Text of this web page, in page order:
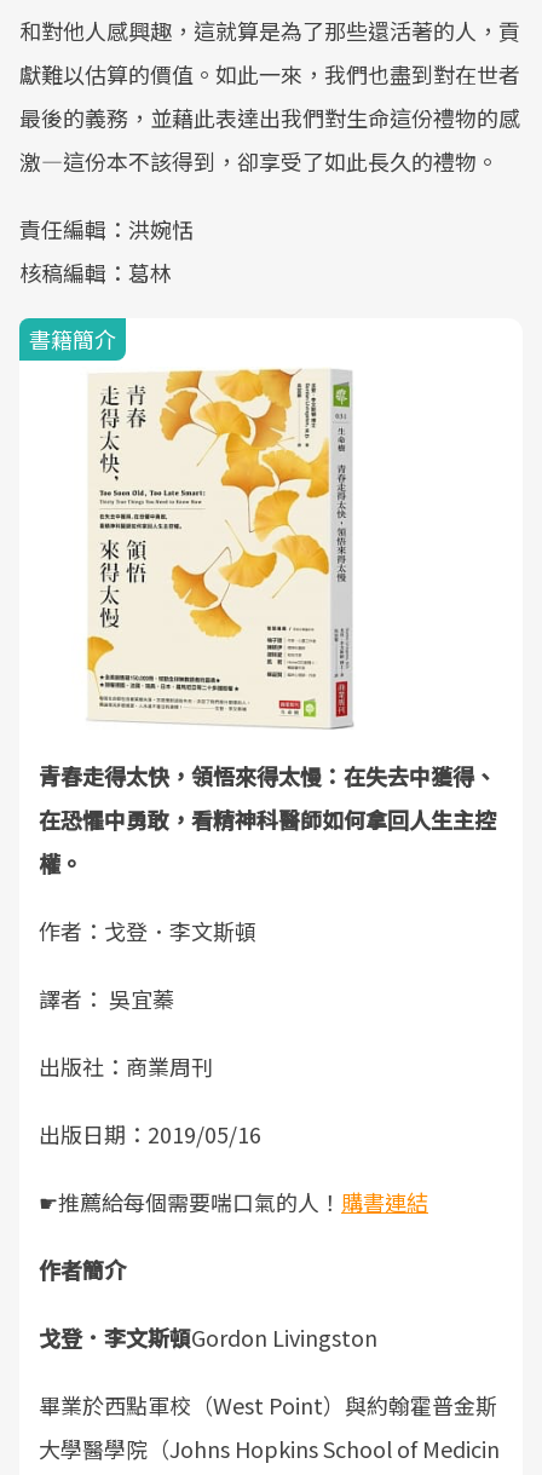
和對他人感興趣，這就算是為了那些還活著的人，貢
獻難以估算的價值。如此一來，我們也盡到對在世者
最後的義務，並藉此表達出我們對生命這份禮物的感
激—這份本不該得到，卻享受了如此長久的禮物。
責任編輯：洪婉恬
核稿編輯：葛林
書籍簡介
青春走得太快，領悟來得太慢：在失去中獲得、
在恐懼中勇敢，看精神科醫師如何拿回人生主控
權。
作者：戈登．李文斯頓
譯者： 吳宜蓁
出版社：商業周刊
出版日期：2019/05/16
☛推薦給每個需要喘口氣的人！ 購書連結
作者簡介
戈登．李文斯頓Gordon Livingston
畢業於西點軍校（West Point）與約翰霍普金斯
大學醫學院（Johns Hopkins School of Medicin